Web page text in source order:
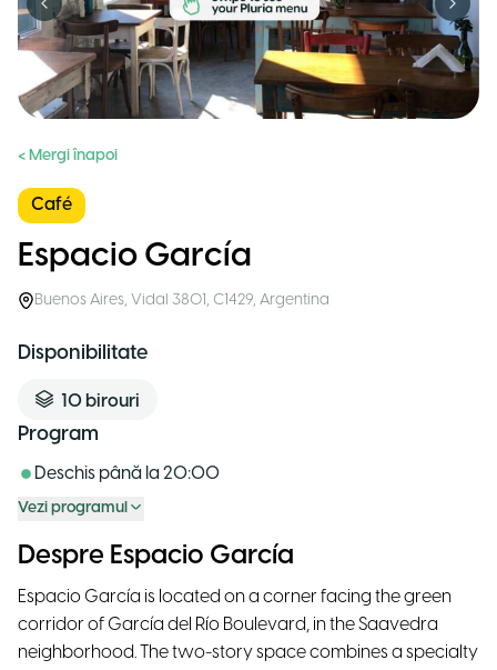
Previous slide Next
< Mergi înapoi
Café
Espacio García
Buenos Aires, Vidal 3801, C1429, Argentina
Disponibilitate
10 birouri
Program
Deschis până la20:00
Vezi programul
Despre Espacio García
Espacio García is located on a corner facing the green
corridor of García del Río Boulevard, in the Saavedra
neighborhood. The two-story space combines a specialty